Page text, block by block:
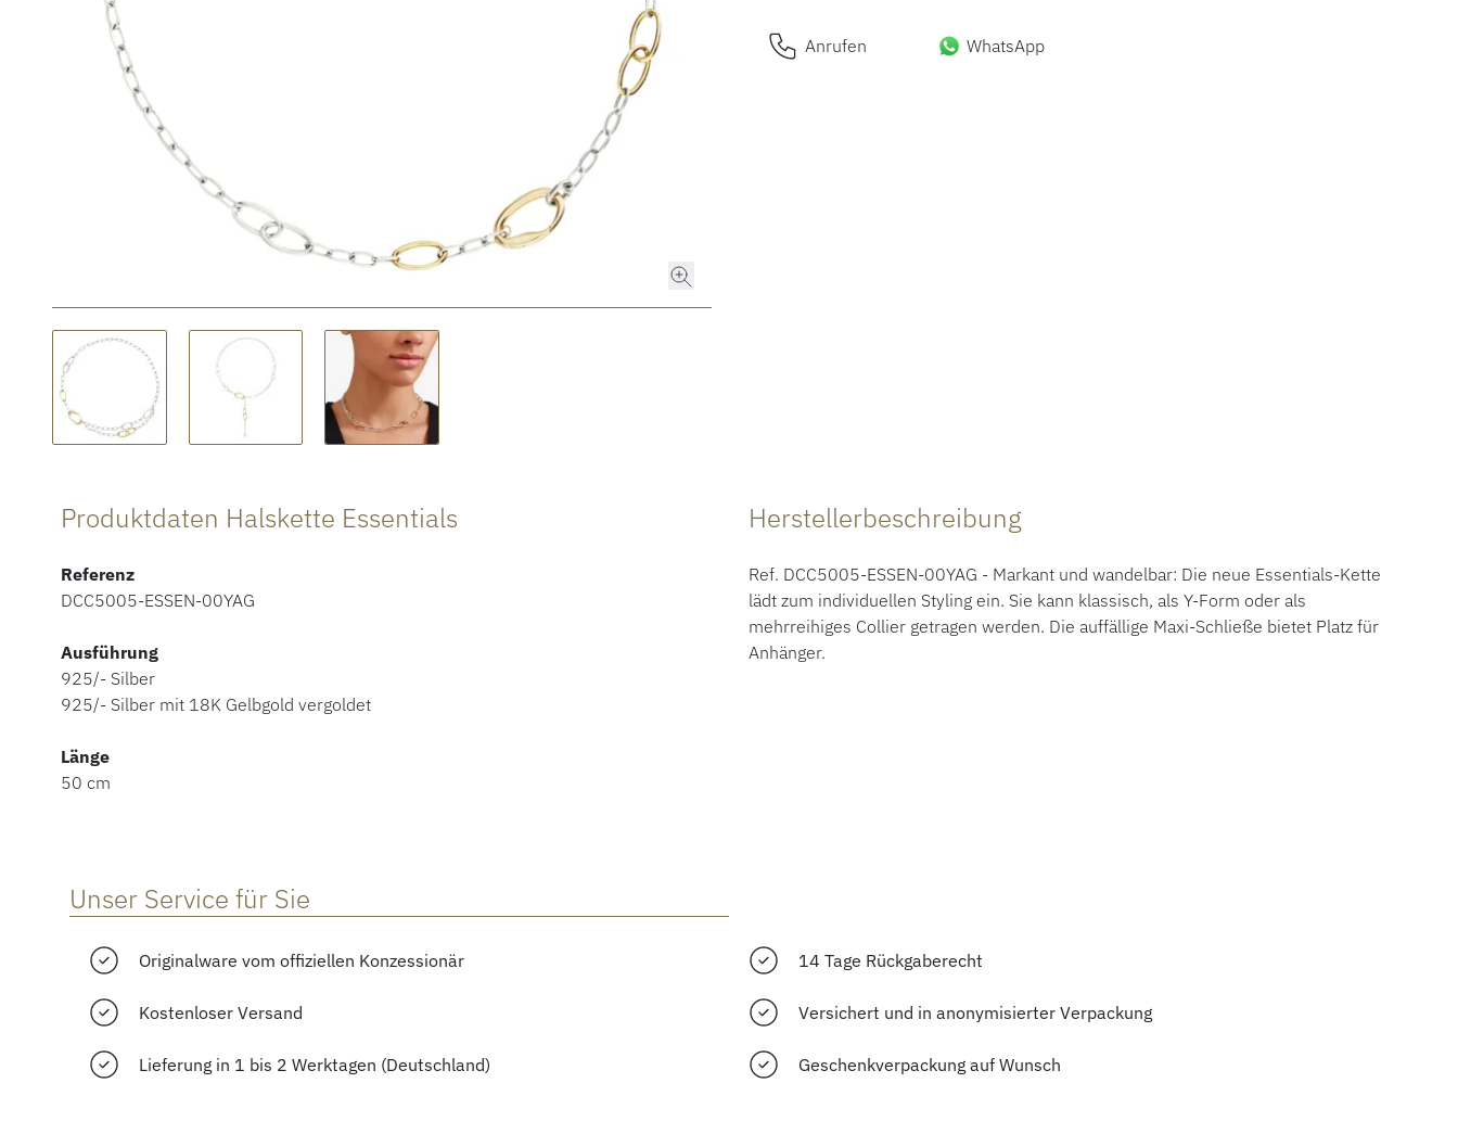
Anrufen WhatsApp
Produktdaten Halskette Essentials
Referenz
DCC5005-ESSEN-00YAG
Ausführung
925/- Silber
925/- Silber mit 18K Gelbgold vergoldet
Länge
50 cm
Herstellerbeschreibung
Ref. DCC5005-ESSEN-00YAG - Markant und wandelbar: Die neue Essentials-Kette
lädt zum individuellen Styling ein. Sie kann klassisch, als Y-Form oder als
mehrreihiges Collier getragen werden. Die auffällige Maxi-Schließe bietet Platz für
Anhänger.
Unser Service für Sie
Originalware vom offiziellen Konzessionär 14 Tage Rückgaberecht
Kostenloser Versand Versichert und in anonymisierter Verpackung
Lieferung in 1 bis 2 Werktagen (Deutschland) Geschenkverpackung auf Wunsch